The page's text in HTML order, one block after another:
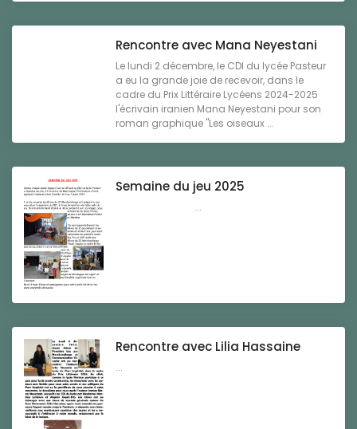
Rencontre avec Mana Neyestani
Le lundi 2 décembre, le CDI du lycée Pasteur
a eu la grande joie de recevoir, dans le
cadre du Prix Littéraire Lycéens 2024-2025
l'écrivain iranien Mana Neyestani pour son
roman graphique "Les oiseaux ...
Semaine du jeu 2025
...
Rencontre avec Lilia Hassaine
...